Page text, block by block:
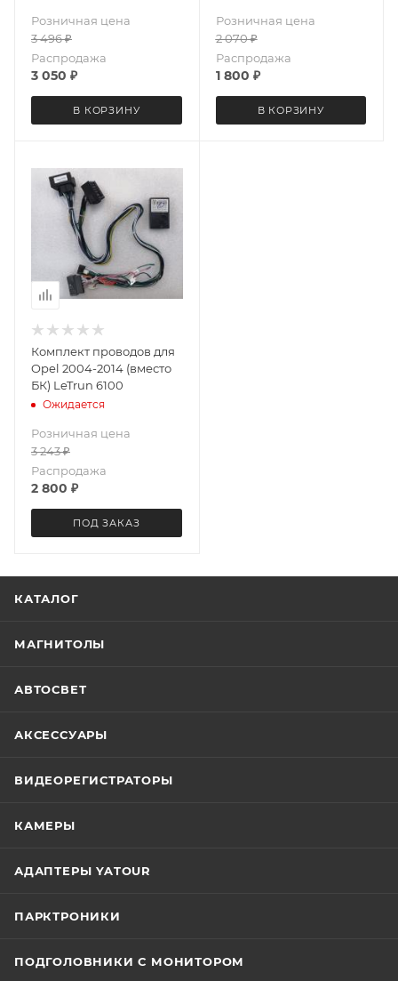
Розничная цена
3 496₽
Распродажа
3 050 ₽
В КОРЗИНУ
Розничная цена
2 070₽
Распродажа
1 800 ₽
В КОРЗИНУ
Комплект проводов для
Opel 2004-2014 (вместо
БК) LeTrun 6100
Ожидается
Розничная цена
3 243₽
Распродажа
2 800 ₽
ПОД ЗАКАЗ
КАТАЛОГ
МАГНИТОЛЫ
АВТОСВЕТ
АКСЕССУАРЫ
ВИДЕОРЕГИСТРАТОРЫ
КАМЕРЫ
АДАПТЕРЫ YATOUR
ПАРКТРОНИКИ
ПОДГОЛОВНИКИ С МОНИТОРОМ